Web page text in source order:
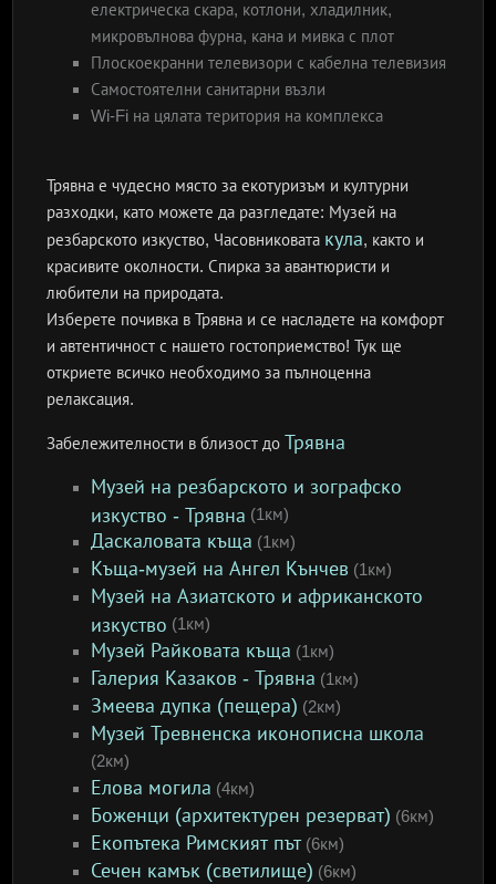
електрическа скара, котлони, хладилник,
микровълнова фурна, кана и мивка с плот
Плоскоекранни телевизори с кабелна телевизия
Самостоятелни санитарни възли
Wi-Fi на цялата територия на комплекса
Трявна е чудесно място за екотуризъм и културни
разходки, като можете да разгледате: Музей на
резбарското изкуство, Часовниковата кула, както и
красивите околности. Спирка за авантюристи и
любители на природата.
Изберете почивка в Трявна и се насладете на комфорт
и автентичност с нашето гостоприемство! Тук ще
откриете всичко необходимо за пълноценна
релаксация.
Забележителности в близост до Трявна
Музей на резбарското и зографско
изкуство - Трявна (1км)
Даскаловата къща (1км)
Къща-музей на Ангел Кънчев (1км)
Музей на Азиатското и африканското
изкуство (1км)
Музей Райковата къща (1км)
Галерия Казаков - Трявна (1км)
Змеева дупка (пещера) (2км)
Музей Тревненска иконописна школа
(2км)
Елова могила (4км)
Боженци (архитектурен резерват) (6км)
Екопътека Римският път(6км)
Сечен камък (светилище) (6км)